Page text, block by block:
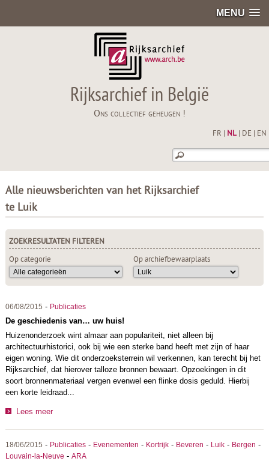
MENU
Rijksarchief in België
Ons collectief geheugen !
FR NL| DE EN
Alle nieuwsberichten van het Rijksarchief
te Luik
ZOEKRESULTATEN FILTEREN
Op categorie
Op archiefbewaarplaats
06/08/2015 - Publicaties
De geschiedenis van… uw huis!
Huizenonderzoek wint almaar aan populariteit, niet alleen bij
architectuurhistorici, ook bij wie een sterke band heeft met zijn of haar
eigen woning. Wie dit onderzoeksterrein wil verkennen, kan terecht bij het
Rijksarchief, dat hierover talloze bronnen bewaart. Opzoekingen in dit
soort bronnenmateriaal vergen evenwel een flinke dosis geduld. Hierbij
een korte leidraad...
Lees meer
18/06/2015 - Publicaties- Evenementen - Kortrijk- Beveren - Luik- Bergen -
Louvain-la-Neuve - ARA